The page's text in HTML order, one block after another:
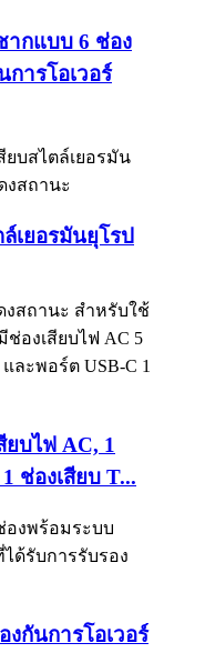
ากแบบ 6 ช่อง
การโอเวอร์
เยอรมันยุโรป
ยบไฟ AC, 1
ช่องเสียบ T...
งกันการโอเวอร์